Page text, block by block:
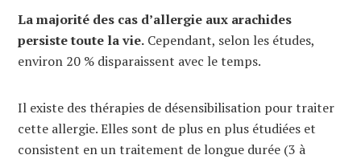
La majorité des cas d’allergie aux arachides
persiste toute la vie. Cependant, selon les études,
environ 20 % disparaissent avec le temps.
Il existe des thérapies de désensibilisation pour traiter
cette allergie. Elles sont de plus en plus étudiées et
consistent en un traitement de longue durée (3 à